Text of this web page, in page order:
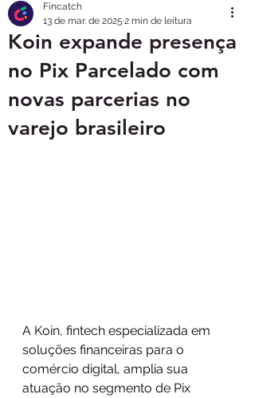
Koin expande presença
no Pix Parcelado com
novas parcerias no
varejo brasileiro
Fincatch
13 de mar. de 2025 2 min de leitura
A Koin, fintech especializada em
soluções financeiras para o
comércio digital, amplia sua
atuação no segmento de Pix